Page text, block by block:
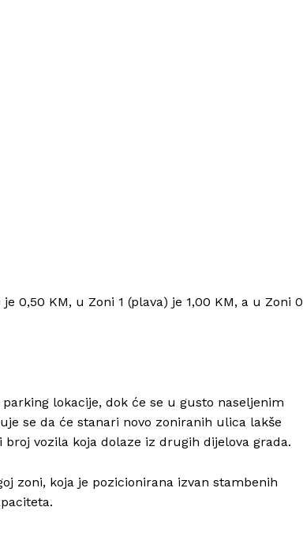
0,50 KM, u Zoni 1 (plava) je 1,00 KM, a u Zoni 0
lokacije, dok će se u gusto naseljenim
se da će stanari novo zoniranih ulica lakše
vozila koja dolaze iz drugih dijelova grada.
zoni, koja je pozicionirana izvan stambenih